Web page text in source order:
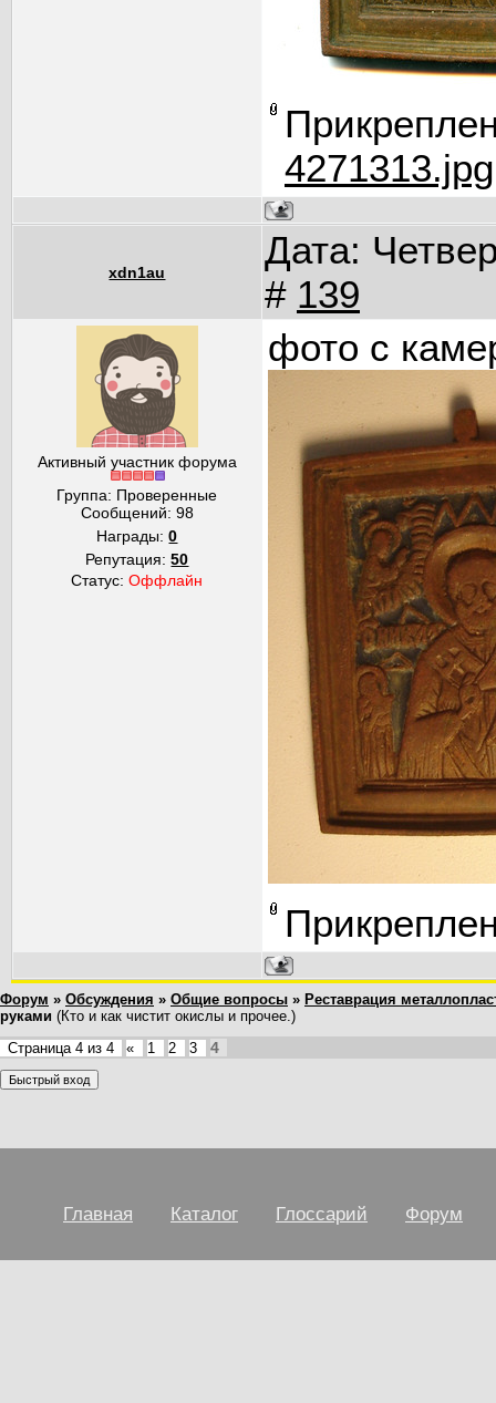
4271313.jpg
xdn1au
Дата:
# 139
Активный участник форума
Группа: Проверенные
Сообщений: 98
Награды:0
Репутация:50
Статус:Оффлайн
фото с
Форум » Обсуждения » Общие вопросы » Реставрация
руками (Кто и как чистит окислы и прочее.)
Страница 4 из 4 « 1 2 3 4
Главная Каталог Глоссарий Форум